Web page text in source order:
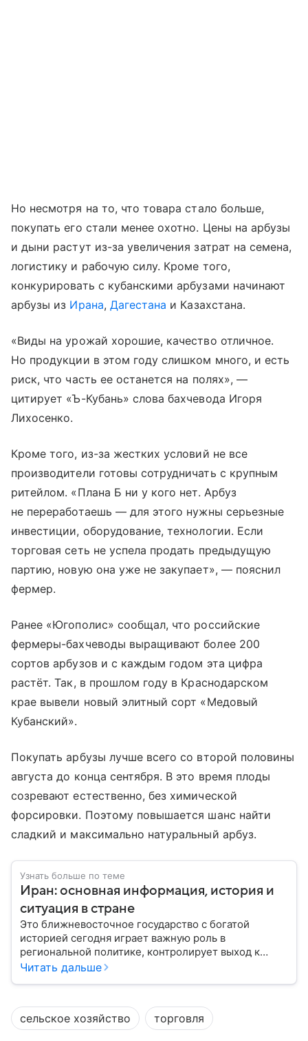
Но несмотря на то, что товара стало больше,
покупать его стали менее охотно. Цены на арбузы
и дыни растут из-за увеличения затрат на семена,
логистику и рабочую силу. Кроме того,
конкурировать с кубанскими арбузами начинают
арбузы из Ирана, Дагестана и Казахстана.
«Виды на урожай хорошие, качество отличное.
Но продукции в этом году слишком много, и есть
риск, что часть ее останется на полях», —
цитирует «Ъ-Кубань» слова бахчевода Игоря
Лихосенко.
Кроме того, из-за жестких условий не все
производители готовы сотрудничать с крупным
ритейлом. «Плана Б ни у кого нет. Арбуз
не переработаешь — для этого нужны серьезные
инвестиции, оборудование, технологии. Если
торговая сеть не успела продать предыдущую
партию, новую она уже не закупает», — пояснил
фермер.
Ранее «Югополис» сообщал, что российские
фермеры-бахчеводы выращивают более 200
сортов арбузов и с каждым годом эта цифра
растёт. Так, в прошлом году в Краснодарском
крае вывели новый элитный сорт «Медовый
Кубанский».
Покупать арбузы лучше всего со второй половины
августа до конца сентября. В это время плоды
созревают естественно, без химической
форсировки. Поэтому повышается шанс найти
сладкий и максимально натуральный арбуз.
Узнать больше по теме
Иран: основная информация, история и
ситуация в стране
Это ближневосточное государство с богатой
историей сегодня играет важную роль в
региональной политике, контролирует выход к
Персидскому заливу и Ормузскому проливу, а также
Читать дальше
сельское хозяйство торговля